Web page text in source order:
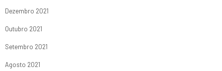
Dezembro 2021
Outubro 2021
Setembro 2021
Agosto 2021